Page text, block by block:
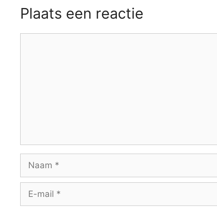
Plaats een reactie
Naam